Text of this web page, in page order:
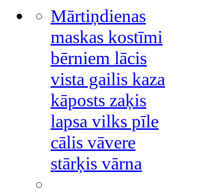
Mārtiņdienas
maskas kostīmi
bērniem lācis
vista gailis kaza
kāposts zaķis
lapsa vilks pīle
cālis vāvere
stārķis vārna